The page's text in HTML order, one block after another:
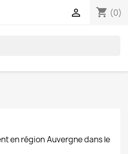
shopping_cart (0)

en région Auvergne dans le